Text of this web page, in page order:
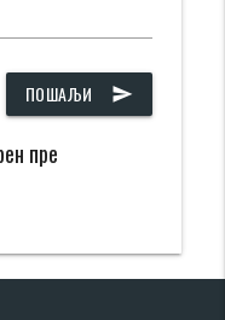
ПОШАЉИ send
пре